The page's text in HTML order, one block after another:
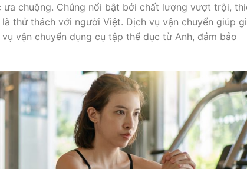
chuộng. Chúng nổi bật bởi chất lượng vượt trội,
thử thách với người Việt. Dịch vụ vận chuyển giúp
vận chuyển dụng cụ tập thể dục từ Anh, đảm bảo